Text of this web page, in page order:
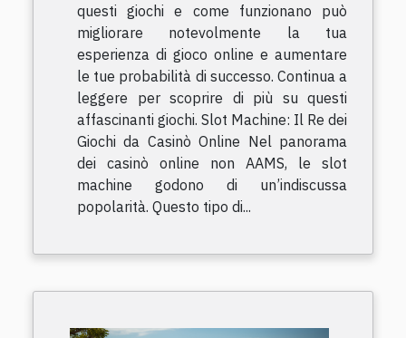
questi giochi e come funzionano può
migliorare notevolmente la tua
esperienza di gioco online e aumentare
le tue probabilità di successo. Continua a
leggere per scoprire di più su questi
affascinanti giochi. Slot Machine: Il Re dei
Giochi da Casinò Online Nel panorama
dei casinò online non AAMS, le slot
machine godono di un’indiscussa
popolarità. Questo tipo di...